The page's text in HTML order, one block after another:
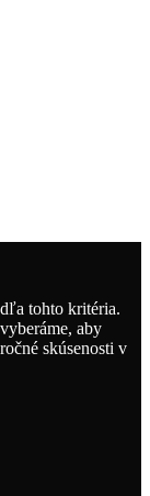
tohto kritéria.
aby
skúsenosti v